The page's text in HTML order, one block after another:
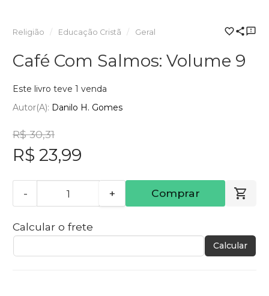
Religião Educação Cristã Geral
Café Com Salmos: Volume 9
Este livro teve 1 venda
Autor(a): Danilo H. Gomes
R$ 30,31
R$ 23,99
- + Comprar
Calcular o frete
Calcular